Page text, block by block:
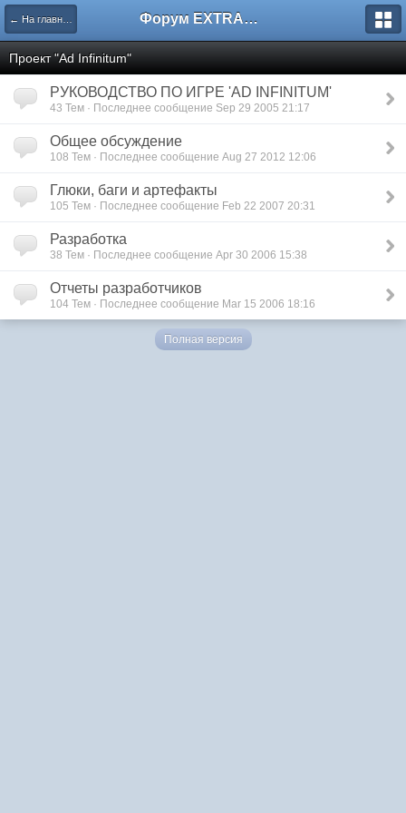
← На главную Форум EXTRACTOR.ru
Проект "Ad Infinitum"
РУКОВОДСТВО ПО ИГРЕ 'AD INFINITUM'
43 Тем · Последнее сообщение Sep 29 2005 21:17
Общее обсуждение
108 Тем · Последнее сообщение Aug 27 2012 12:06
Глюки, баги и артефакты
105 Тем · Последнее сообщение Feb 22 2007 20:31
Разработка
38 Тем · Последнее сообщение Apr 30 2006 15:38
Отчеты разработчиков
104 Тем · Последнее сообщение Mar 15 2006 18:16
Полная версия